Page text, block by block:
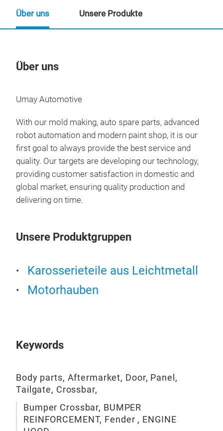
Über uns
Umay Automotive
With our mold making, auto spare parts, advanced
robot automation and modern paint shop, it is our
first goal to always provide the best service and
quality. Our targets are developing our technology,
providing customer satisfaction in domestic and
global market, ensuring quality production and
delivering on time.
Unsere Produktgruppen
Karosserieteile aus Leichtmetall
Motorhauben
Keywords
Body parts, Aftermarket, Door, Panel,
Tailgate, Crossbar,
Bumper Crossbar, BUMPER
REINFORCEMENT, Fender , ENGINE
Über uns Unsere Produkte